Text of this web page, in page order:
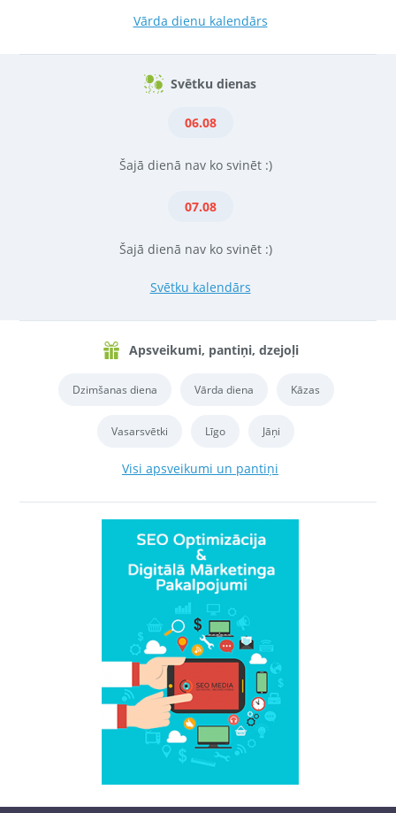
Vārda dienu kalendārs
Svētku dienas
06.08
Šajā dienā nav ko svinēt :)
07.08
Šajā dienā nav ko svinēt :)
Svētku kalendārs
Apsveikumi, pantiņi, dzejoļi
Dzimšanas diena Vārda diena Kāzas
Vasarsvētki Līgo Jāņi
Visi apsveikumi un pantiņi